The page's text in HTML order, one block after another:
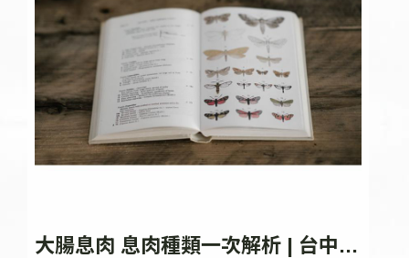
大腸息肉 息肉種類一次解析 | 台中大